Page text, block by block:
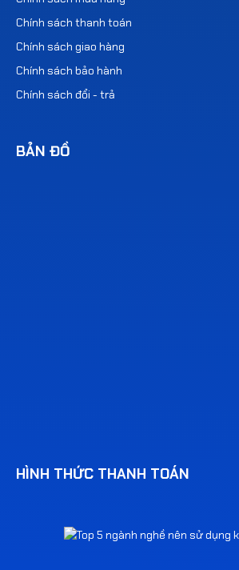
Chính sách thanh toán
Chính sách giao hàng
Chính sách bảo hành
Chính sách đổi - trả
BẢN ĐỒ
HÌNH THỨC THANH TOÁN